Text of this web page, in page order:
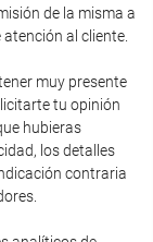
de la misma a
al cliente.
muy presente
tu opinión
hubieras
los detalles
contraria